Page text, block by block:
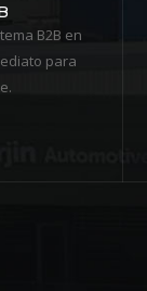
B2B en
para